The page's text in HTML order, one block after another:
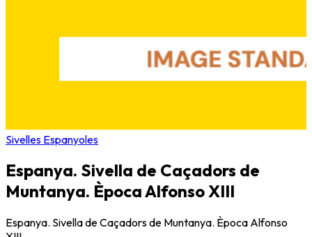
Sivelles Espanyoles
Espanya. Sivella de Caçadors de
Muntanya. Època Alfonso XIII
Espanya. Sivella de Caçadors de Muntanya. Època Alfonso